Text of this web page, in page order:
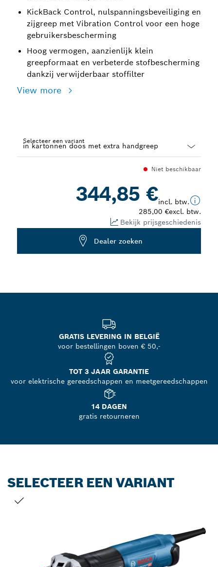
KickBack Control, nulspanningsbeveiliging en
zijgreep met Vibration Control voor een hoge
gebruikersbescherming
Hoog vermogen, aanzienlijk klein
greepformaat en verbeterde stofbescherming
dankzij verwijderbaar stoffilter
View more
Selecteer een variant
Niet beschikbaar
344,85 €incl. btw.
285,00 €excl. btw.
Bekijk prijsgeschiedenis
Dealer zoeken
GRATIS LEVERING IN BELGIË
voor bestellingen boven € 50,-
TOT 3 JAAR GARANTIE
voor elektrische gereedschappen en meetgereedschappen
14 DAGEN
gratis retourneren
SELECTEER EEN VARIANT